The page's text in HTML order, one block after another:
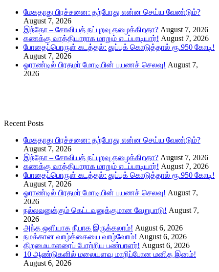
மேகதாது பிரச்சனை: தற்போது என்ன செய்ய வேண்டும்?
August 7, 2026
இந்தோ – சோவியத் நட்புறவு தழைக்கிறதா? August 7, 2026
கணக்கு வாத்தியாராக மாறும் எடப்பாடியார்! August 7, 2026
போதைப்பொருள் கடத்தல்: துப்புக் கொடுத்தால் ரூ.950 கோடி!
August 7, 2026
ஓராண்டில் பிரதமர் மோடியின் பயணச் செலவு! August 7,
2026
Recent Posts
மேகதாது பிரச்சனை: தற்போது என்ன செய்ய வேண்டும்?
August 7, 2026
இந்தோ – சோவியத் நட்புறவு தழைக்கிறதா? August 7, 2026
கணக்கு வாத்தியாராக மாறும் எடப்பாடியார்! August 7, 2026
போதைப்பொருள் கடத்தல்: துப்புக் கொடுத்தால் ரூ.950 கோடி!
August 7, 2026
ஓராண்டில் பிரதமர் மோடியின் பயணச் செலவு! August 7,
2026
நல்லவனுக்கும் கெட்டவனுக்குமான வேறுபாடு! August 7,
2026
அந்த ஒளியாக நீயாக இருக்கலாம்! August 6, 2026
நமக்கான வாழ்க்கையை வாழ்வோம்! August 6, 2026
திறமையாளரைப் போற்றிய பண்பாளர்! August 6, 2026
10 ஆண்டுகளில் மலையளவு மாறிப்போன மனித இனம்!
August 6, 2026